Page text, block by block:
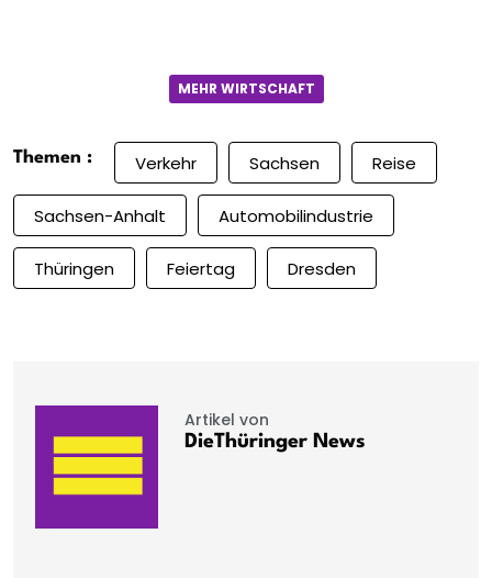
MEHR WIRTSCHAFT
Themen : Verkehr Sachsen Reise
Sachsen-Anhalt Automobilindustrie
Thüringen Feiertag Dresden
Artikel von
DieThüringer News